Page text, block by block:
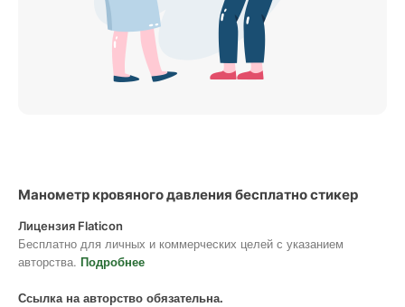
Манометр кровяного давления бесплатно стикер
Лицензия Flaticon
Бесплатно для личных и коммерческих целей с указанием
авторства. Подробнее
Ссылка на авторство обязательна.